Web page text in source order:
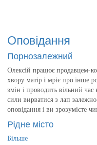
Оповідання
Порнозалежний
Олексій працює продавцем-
хвору матір і мріє про інше
змін і проводить вільний
сили вирватися з лап
оповідання і ви зрозумієте
Рідне місто
Більше